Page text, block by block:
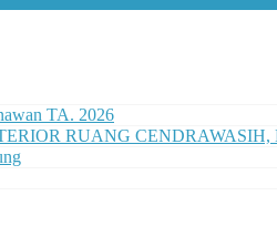
TA. 2026
RUANG